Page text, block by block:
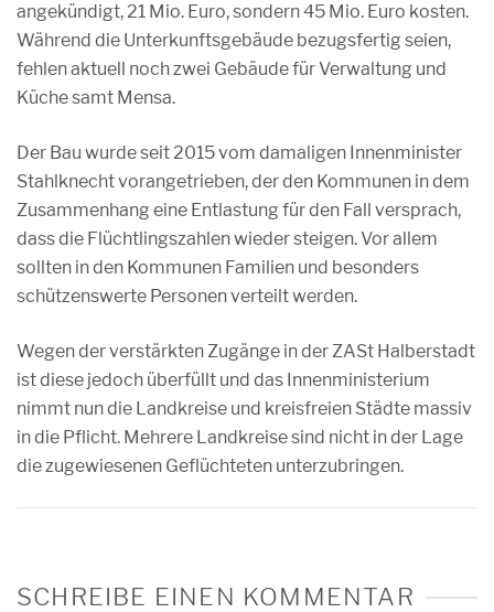
angekündigt, 21 Mio. Euro, sondern 45 Mio. Euro kosten.
Während die Unterkunftsgebäude bezugsfertig seien,
fehlen aktuell noch zwei Gebäude für Verwaltung und
Küche samt Mensa.
Der Bau wurde seit 2015 vom damaligen Innenminister
Stahlknecht vorangetrieben, der den Kommunen in dem
Zusammenhang eine Entlastung für den Fall versprach,
dass die Flüchtlingszahlen wieder steigen. Vor allem
sollten in den Kommunen Familien und besonders
schützenswerte Personen verteilt werden.
Wegen der verstärkten Zugänge in der ZASt Halberstadt
ist diese jedoch überfüllt und das Innenministerium
nimmt nun die Landkreise und kreisfreien Städte massiv
in die Pflicht. Mehrere Landkreise sind nicht in der Lage
die zugewiesenen Geflüchteten unterzubringen.
SCHREIBE EINEN KOMMENTAR